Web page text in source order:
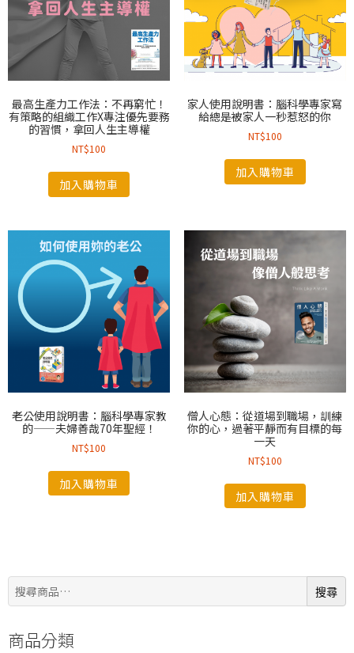
最高生產力工作法：不再窮忙！
有策略的組織工作X專注優先要務
的習慣，拿回人生主導權
NT$100
加入購物車
家人使用說明書：腦科學專家寫
給總是被家人一秒惹怒的你
NT$100
加入購物車
老公使用說明書：腦科學專家教
的——夫婦善哉70年聖經！
NT$100
加入購物車
僧人心態：從道場到職場，訓練
你的心，過著平靜而有目標的每
一天
NT$100
加入購物車
搜
尋:
搜尋
商品分類